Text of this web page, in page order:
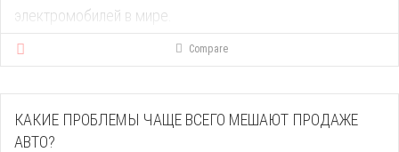
электромобилей в мире.
году, когда компания запустила свою первую модель
электромобиля, BMW i3. Зарядные станции BMW были
Compare
КАКИЕ ПРОБЛЕМЫ ЧАЩЕ ВСЕГО МЕШАЮТ ПРОДАЖЕ
АВТО?